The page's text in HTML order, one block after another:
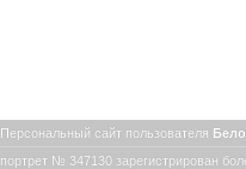
Персональный сайт пользователя
портрет № 347130 зарегистрирован